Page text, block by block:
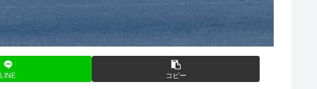
LINE コピー